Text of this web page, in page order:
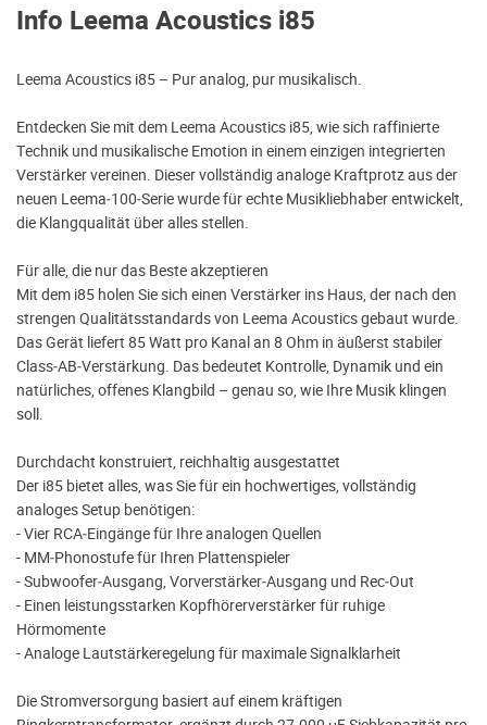
Info Leema Acoustics i85
Leema Acoustics i85 – Pur analog, pur musikalisch.
Entdecken Sie mit dem Leema Acoustics i85, wie sich raffinierte
Technik und musikalische Emotion in einem einzigen integrierten
Verstärker vereinen. Dieser vollständig analoge Kraftprotz aus der
neuen Leema‑100‑Serie wurde für echte Musikliebhaber entwickelt,
die Klangqualität über alles stellen.
Für alle, die nur das Beste akzeptieren
Mit dem i85 holen Sie sich einen Verstärker ins Haus, der nach den
strengen Qualitätsstandards von Leema Acoustics gebaut wurde.
Das Gerät liefert 85 Watt pro Kanal an 8 Ohm in äußerst stabiler
Class‑AB‑Verstärkung. Das bedeutet Kontrolle, Dynamik und ein
natürliches, offenes Klangbild – genau so, wie Ihre Musik klingen
soll.
Durchdacht konstruiert, reichhaltig ausgestattet
Der i85 bietet alles, was Sie für ein hochwertiges, vollständig
analoges Setup benötigen:
- Vier RCA‑Eingänge für Ihre analogen Quellen
- MM‑Phonostufe für Ihren Plattenspieler
- Subwoofer‑Ausgang, Vorverstärker‑Ausgang und Rec‑Out
- Einen leistungsstarken Kopfhörerverstärker für ruhige
Hörmomente
- Analoge Lautstärkeregelung für maximale Signalklarheit
Die Stromversorgung basiert auf einem kräftigen